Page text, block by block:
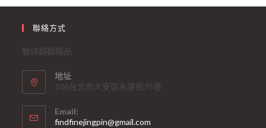
聯絡方式
聯絡翻翻精品
地址
106台北市大安區永康街75巷
Email:
findfinejingpin@gmail.com